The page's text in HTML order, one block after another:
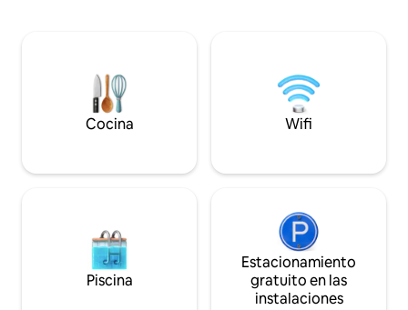
aceptan solicitudes de reserva, fechas
flexibles. Muchas gracias
frente a la casa.
inmediaciones.
Cocina Wifi
Piscina
Estacionamiento
gratuito en las
instalaciones